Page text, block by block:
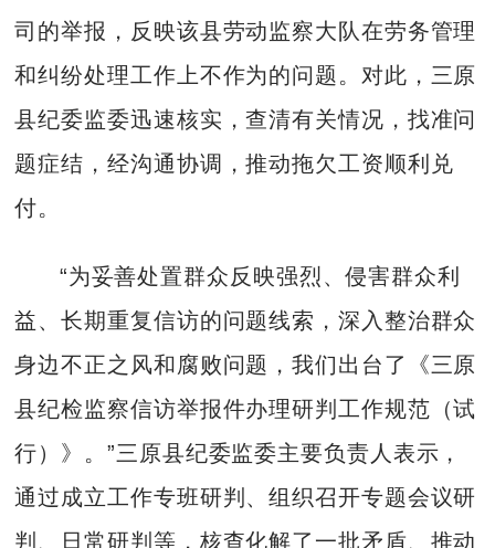
司的举报，反映该县劳动监察大队在劳务管理
和纠纷处理工作上不作为的问题。对此，三原
县纪委监委迅速核实，查清有关情况，找准问
题症结，经沟通协调，推动拖欠工资顺利兑
付。
“为妥善处置群众反映强烈、侵害群众利
益、长期重复信访的问题线索，深入整治群众
身边不正之风和腐败问题，我们出台了《三原
县纪检监察信访举报件办理研判工作规范（试
行）》。”三原县纪委监委主要负责人表示，
通过成立工作专班研判、组织召开专题会议研
判、日常研判等，核查化解了一批矛盾、推动